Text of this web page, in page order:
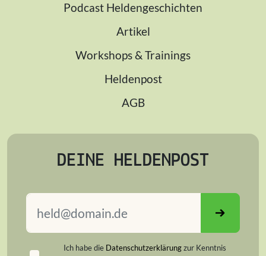
Podcast Heldengeschichten
Artikel
Workshops & Trainings
Heldenpost
AGB
DEINE HELDENPOST
Ich habe die Datenschutzerklärungzur Kenntnis